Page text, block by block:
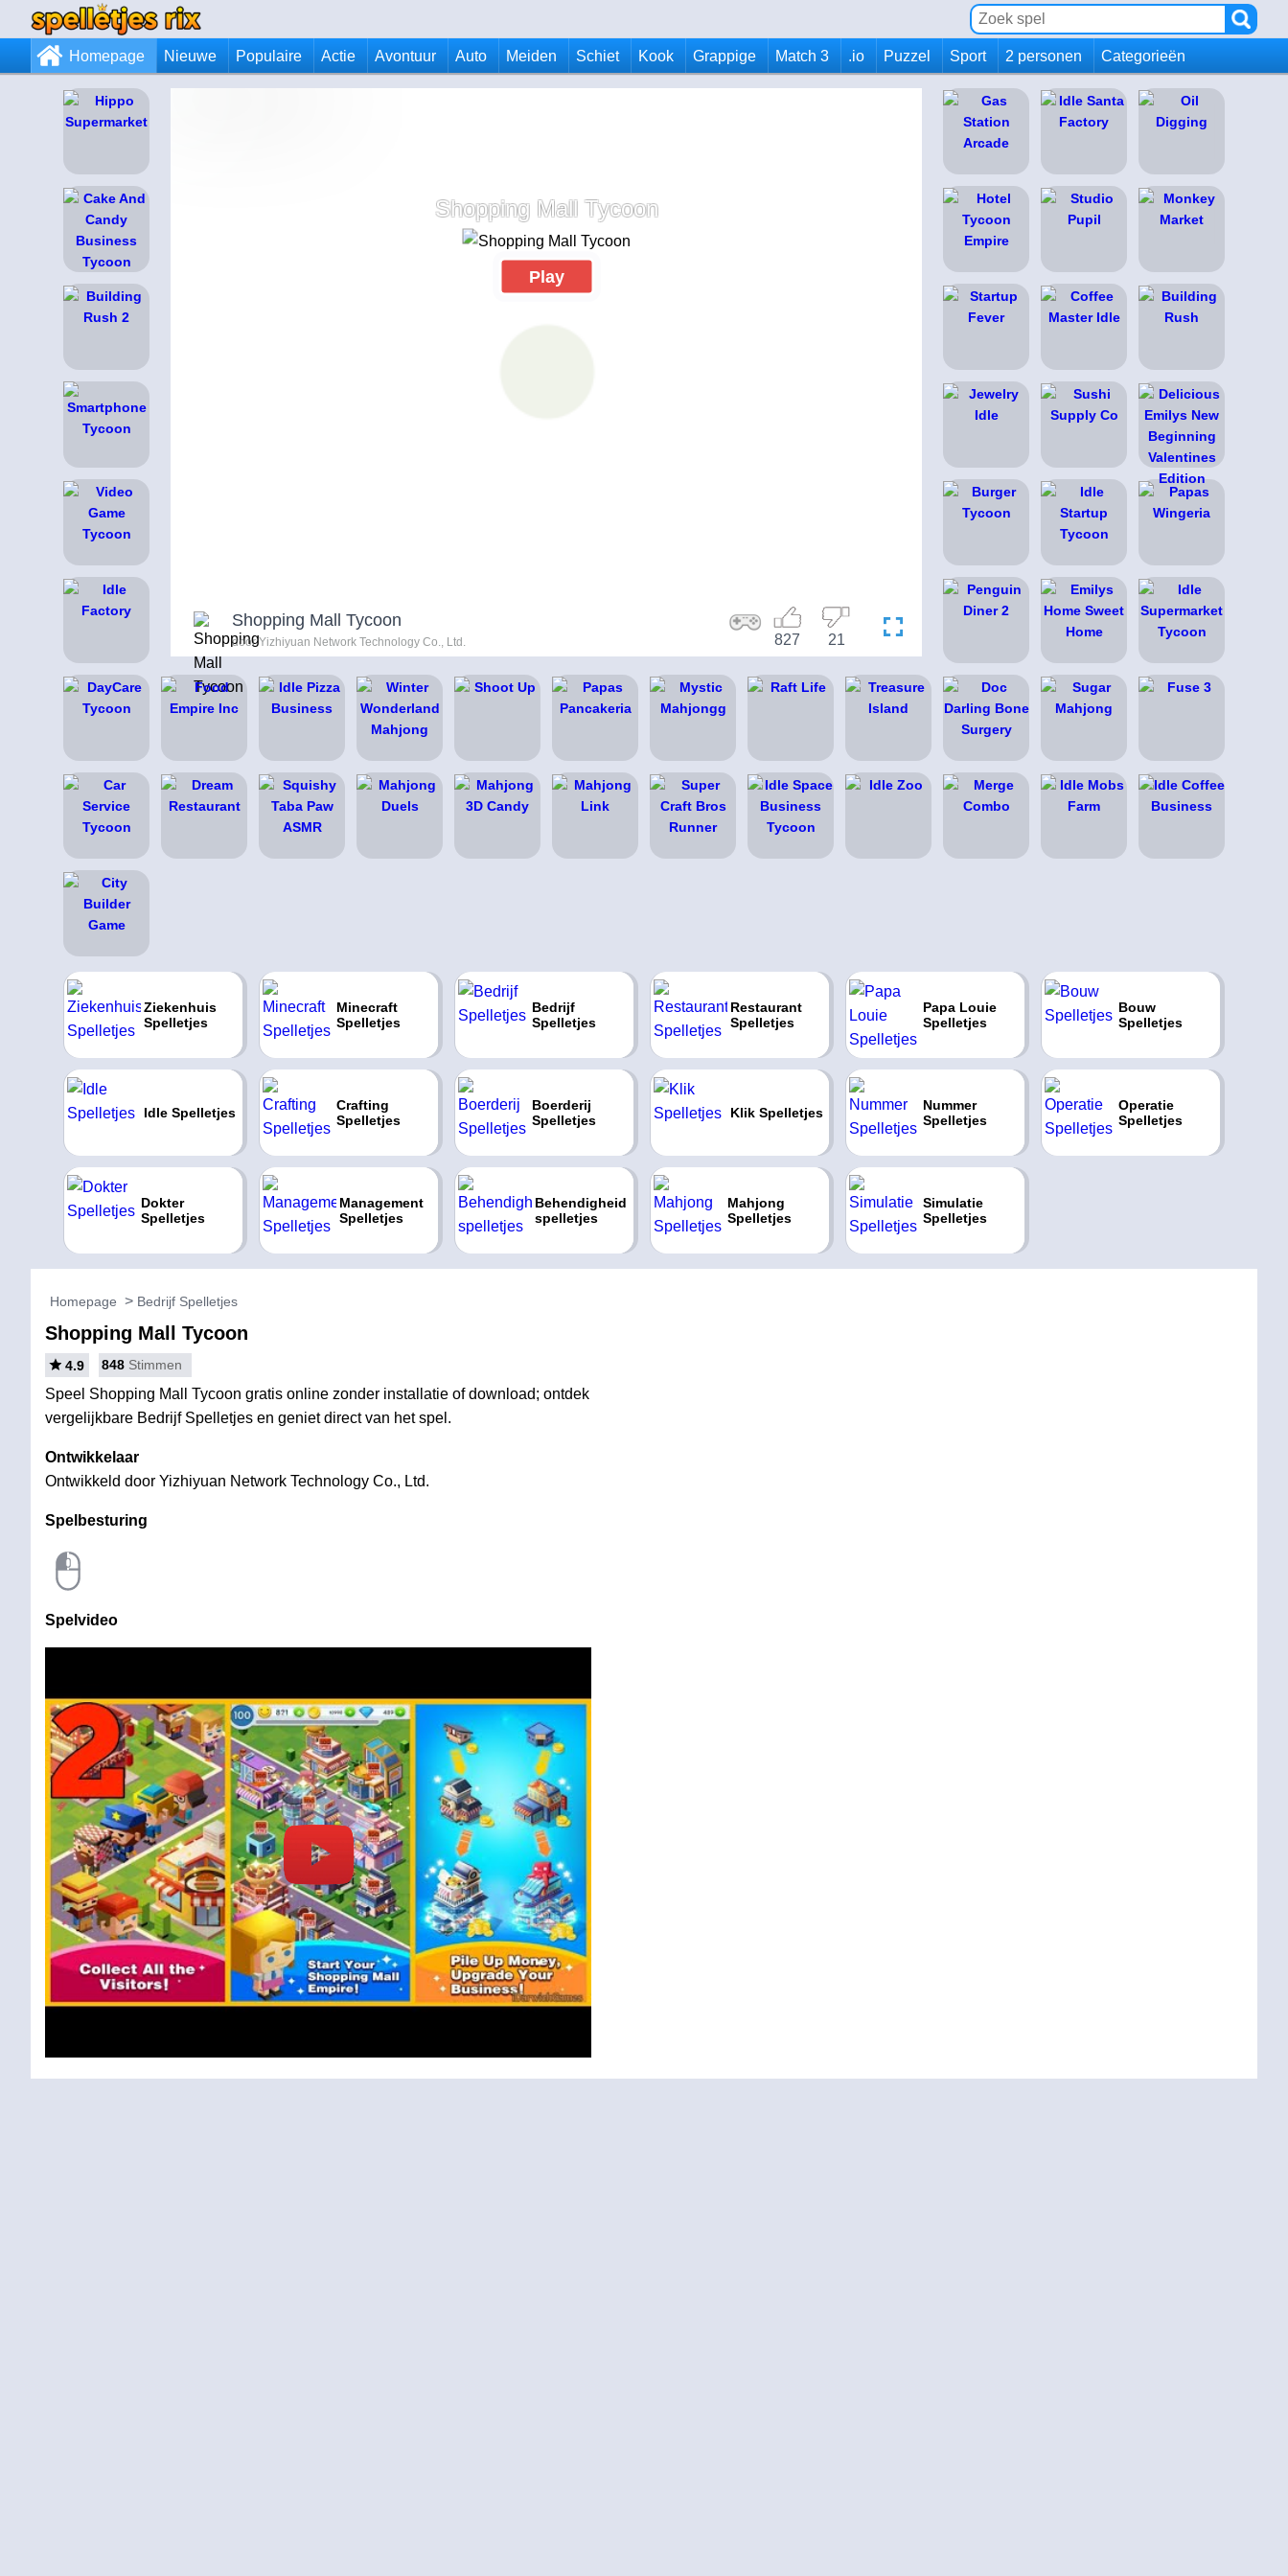
Homepage Nieuwe Populaire Actie Avontuur Auto Meiden Schiet Kook Grappige Match 3 .io Puzzel Sport 2 personen Categorieën
Shopping Mall Tycoon
Play
Shopping Mall Tycoon
door Yizhiyuan Network Technology Co., Ltd. 21
827
Ziekenhuis
Spelletjes
Minecraft
Spelletjes
Bedrijf
Spelletjes
Restaurant
Spelletjes
Papa Louie
Spelletjes
Bouw
Spelletjes
Idle Spelletjes
Crafting
Spelletjes
Boerderij
Spelletjes
Klik Spelletjes
Nummer
Spelletjes
Operatie
Spelletjes
Dokter
Spelletjes
Management
Spelletjes
Behendigheid
spelletjes
Mahjong
Spelletjes
Simulatie
Spelletjes
Homepage Bedrijf Spelletjes
Shopping Mall Tycoon
4.9 848 Stimmen
Speel Shopping Mall Tycoon gratis online zonder installatie of download; ontdek
vergelijkbare Bedrijf Spelletjes en geniet direct van het spel.
Ontwikkelaar
Ontwikkeld door Yizhiyuan Network Technology Co., Ltd.
Spelbesturing
Spelvideo